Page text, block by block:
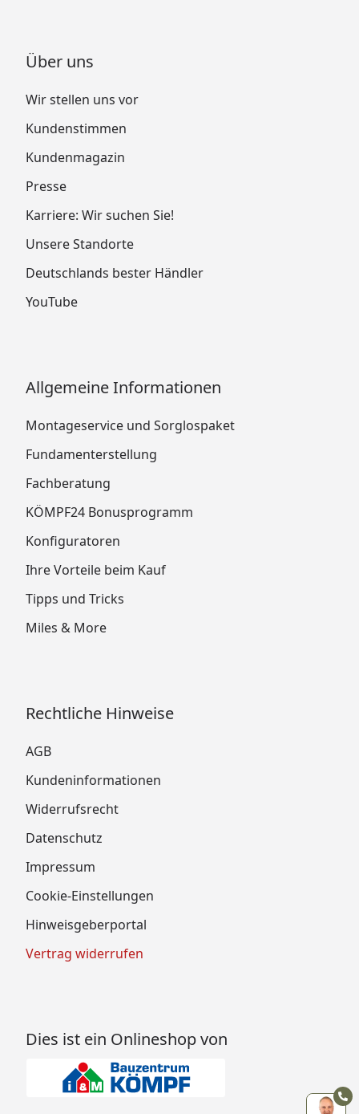
Über uns
Wir stellen uns vor
Kundenstimmen
Kundenmagazin
Presse
Karriere: Wir suchen Sie!
Unsere Standorte
Deutschlands bester Händler
YouTube
Allgemeine Informationen
Montageservice und Sorglospaket
Fundamenterstellung
Fachberatung
KÖMPF24 Bonusprogramm
Konfiguratoren
Ihre Vorteile beim Kauf
Tipps und Tricks
Miles & More
Rechtliche Hinweise
AGB
Kundeninformationen
Widerrufsrecht
Datenschutz
Impressum
Cookie-Einstellungen
Hinweisgeberportal
Vertrag widerrufen
Dies ist ein Onlineshop von